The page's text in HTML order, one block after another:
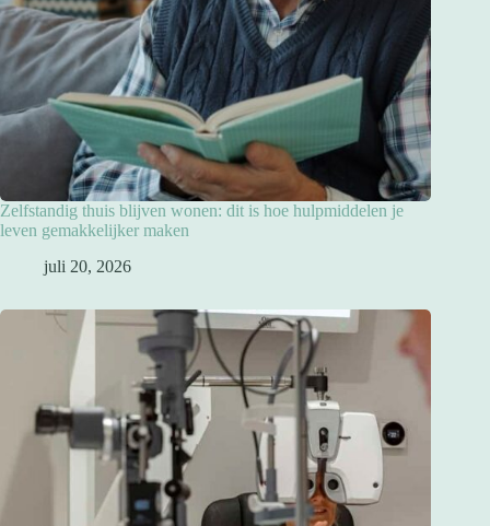
Zelfstandig thuis blijven wonen: dit is hoe hulpmiddelen je
leven gemakkelijker maken
juli 20, 2026